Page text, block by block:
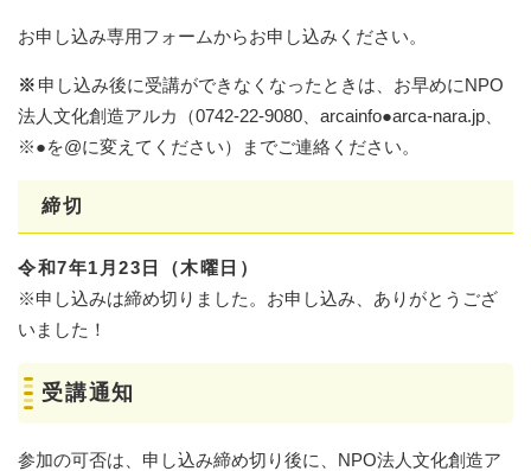
お申し込み専用フォームからお申し込みください。
※ 申し込み後に受講ができなくなったときは、お早めにNPO
法人文化創造アルカ（0742-22-9080、arcainfo●arca-nara.jp、
※●を@に変えてください）までご連絡ください。
締切
令和7年1月23日（木曜日）
※申し込みは締め切りました。お申し込み、ありがとうござ
いました！​
受講通知
参加の可否は、申し込み締め切り後に、NPO法人文化創造ア